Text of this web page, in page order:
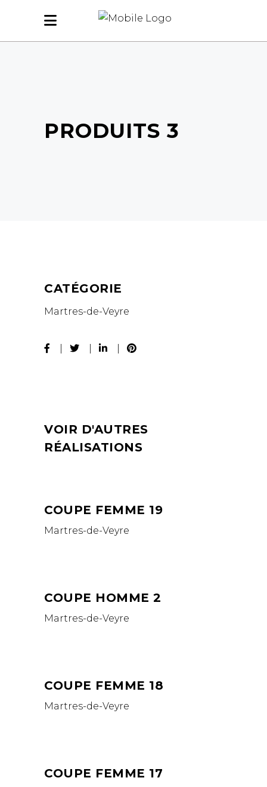
PRODUITS 3
CATÉGORIE
Martres-de-Veyre
VOIR D'AUTRES
RÉALISATIONS
COUPE FEMME 19
Martres-de-Veyre
COUPE HOMME 2
Martres-de-Veyre
COUPE FEMME 18
Martres-de-Veyre
COUPE FEMME 17